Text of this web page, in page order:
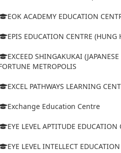
EOK ACADEMY EDUCATION
EPIS EDUCATION CENTRE (HUNG
EXCEED SHINGAKUKAI
METROPOLIS
EXCEL PATHWAYS LEARNING
Exchange Education Centre
EYE LEVEL APTITUDE EDUCATION
EYE LEVEL INTELLECT